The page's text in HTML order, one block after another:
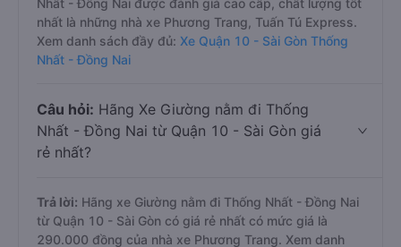
Nhất - Đồng Nai được đánh giá cao cấp, chất lượng tốt
nhất là những nhà xe Phương Trang, Tuấn Tú Express.
Xem danh sách đầy đủ: Xe Quận 10 - Sài Gòn Thống
Nhất - Đồng Nai
Câu hỏi: Hãng Xe Giường nằm đi Thống
Nhất - Đồng Nai từ Quận 10 - Sài Gòn giá
rẻ nhất?
Trả lời: Hãng xe Giường nằm đi Thống Nhất - Đồng Nai
từ Quận 10 - Sài Gòn có giá rẻ nhất có mức giá là
290.000 đồng của nhà xe Phương Trang. Xem danh